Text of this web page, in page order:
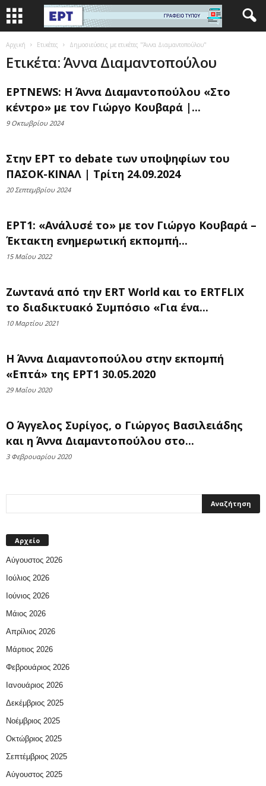
Αρχική Ετικέτες Δημοσιεύσεις με ετικέτες "Άννα Διαμαντοπούλου"
Ετικέτα: Άννα Διαμαντοπούλου
ΕΡΤNEWS: Η Άννα Διαμαντοπούλου «Στο
κέντρο» με τον Γιώργο Κουβαρά |...
9 Οκτωβρίου 2024
Στην ΕΡΤ το debate των υποψηφίων του
ΠΑΣΟΚ-ΚΙΝΑΛ | Τρίτη 24.09.2024
20 Σεπτεμβρίου 2024
ΕΡΤ1: «Ανάλυσέ το» με τον Γιώργο Κουβαρά –
Έκτακτη ενημερωτική εκπομπή...
15 Μαΐου 2022
Ζωντανά από την ERT World και το ERTFLIX
το διαδικτυακό Συμπόσιο «Για ένα...
10 Μαρτίου 2021
Η Άννα Διαμαντοπούλου στην εκπομπή
«Επτά» της ΕΡΤ1 30.05.2020
29 Μαΐου 2020
Ο Άγγελος Συρίγος, ο Γιώργος Βασιλειάδης
και η Άννα Διαμαντοπούλου στο...
3 Φεβρουαρίου 2020
Αρχείο
Αύγουστος 2026
Ιούλιος 2026
Ιούνιος 2026
Μάιος 2026
Απρίλιος 2026
Μάρτιος 2026
Φεβρουάριος 2026
Ιανουάριος 2026
Δεκέμβριος 2025
Νοέμβριος 2025
Οκτώβριος 2025
Σεπτέμβριος 2025
Αύγουστος 2025